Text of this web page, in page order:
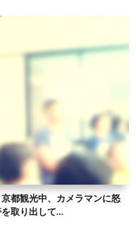
都観光中、カメラマンに怒
取り出して…